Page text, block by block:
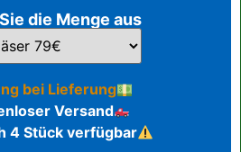
die Menge aus
bei Lieferung
Versand
4 Stück verfügbar